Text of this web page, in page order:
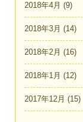
2018年4月 (9)
2018年3月 (14)
2018年2月 (16)
2018年1月 (12)
2017年12月 (15)